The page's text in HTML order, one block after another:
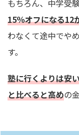
もちろん、中学受
15％オフになる12
わなくて途中でや
す。
塾に行くよりは安
と比べると高めの